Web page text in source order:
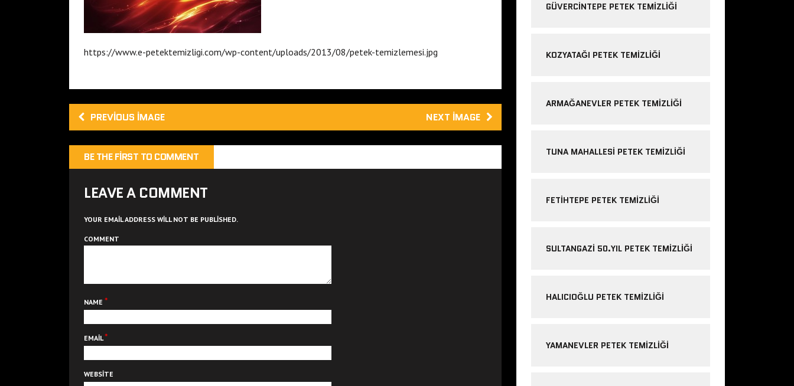
https://www.e-petektemizligi.com/wp-content/uploads/2013/08/petek-temizlemesi.jpg
PREVIOUS IMAGE NEXT IMAGE
BE THE FIRST TO COMMENT
LEAVE A COMMENT
YOUR EMAIL ADDRESS WILL NOT BE PUBLISHED.
COMMENT
NAME *
EMAIL*
WEBSITE
GÜVERCINTEPE PETEK TEMIZLIĞI
KOZYATAĞI PETEK TEMIZLIĞI
ARMAĞANEVLER PETEK TEMIZLIĞI
TUNA MAHALLESI PETEK TEMIZLIĞI
FETIHTEPE PETEK TEMIZLIĞI
SULTANGAZI 50.YIL PETEK TEMIZLIĞI
HALICIOĞLU PETEK TEMIZLIĞI
YAMANEVLER PETEK TEMIZLIĞI